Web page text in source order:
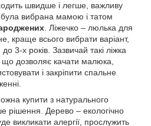
швидше і легше, важливу
була вибрана мамою і татом
. Ліжечко – люлька для
краще всього вибрати варіант,
3-х років. Зазвичай такі ліжка
дозволяє качати малюка,
і закріпити спальне
купити з натурального
рішення. Дерево – екологічно
викликати алергії, прослужить